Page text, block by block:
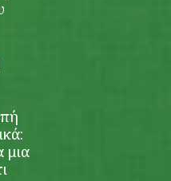
μια